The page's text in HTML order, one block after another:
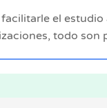
el
todo son